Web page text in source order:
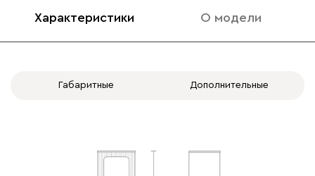
Характеристики О модели
Габаритные Дополнительные